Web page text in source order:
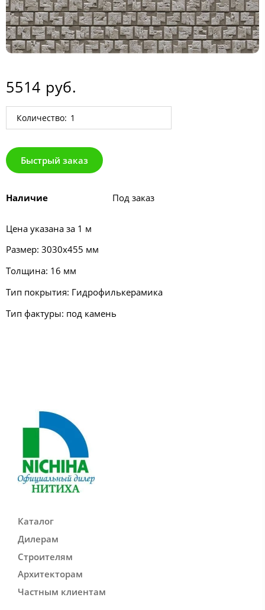
5514 руб.
Количество:
Быстрый заказ
Наличие Под заказ
Цена указана за 1 м
Размер: 3030х455 мм
Толщина: 16 мм
Тип покрытия: Гидрофилькерамика
Тип фактуры: под камень
Каталог
Дилерам
Строителям
Архитекторам
Частным клиентам